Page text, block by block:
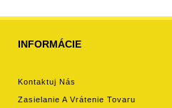
INFORMÁCIE
Kontaktuj Nás
Zasielanie A Vrátenie Tovaru